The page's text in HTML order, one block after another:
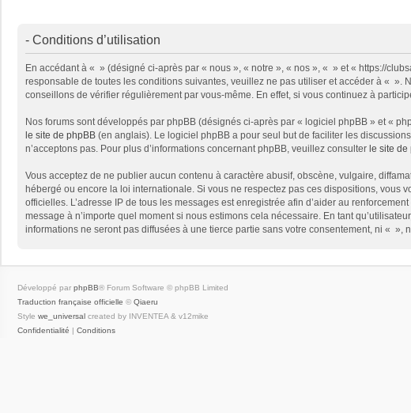
- Conditions d’utilisation
En accédant à « » (désigné ci-après par « nous », « notre », « nos », « » et « https://
responsable de toutes les conditions suivantes, veuillez ne pas utiliser et accéder à « ».
conseillons de vérifier régulièrement par vous-même. En effet, si vous continuez à
Nos forums sont développés par phpBB (désignés ci-après par « logiciel phpBB » et «
le site de phpBB (en anglais). Le logiciel phpBB a pour seul but de faciliter les
n’acceptons pas. Pour plus d’informations concernant phpBB, veuillez consulter le site de
Vous acceptez de ne publier aucun contenu à caractère abusif, obscène, vulgaire,
hébergé ou encore la loi internationale. Si vous ne respectez pas ces dispositions, vous
officielles. L’adresse IP de tous les messages est enregistrée afin d’aider au
message à n’importe quel moment si nous estimons cela nécessaire. En tant
informations ne seront pas diffusées à une tierce partie sans votre consentement, ni «
Développé par phpBB® Forum Software © phpBB Limited
Traduction française officielle © Qiaeru
Style we_universal created by INVENTEA & v12mike
Confidentialité | Conditions